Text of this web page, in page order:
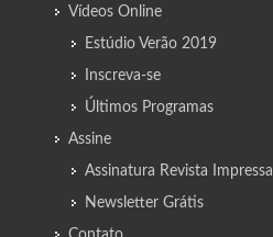
Vídeos Online
Estúdio Verão 2019
Inscreva-se
Últimos Programas
Assine
Assinatura Revista Impressa
Newsletter Grátis